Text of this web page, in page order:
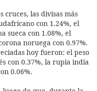
cruces, las divisas más
con 1.24%, el
sueca con 1.08%, el
noruega con 0.97%.
hoy fueron: el peso
con 0.37%, la rupia india
0.06%.